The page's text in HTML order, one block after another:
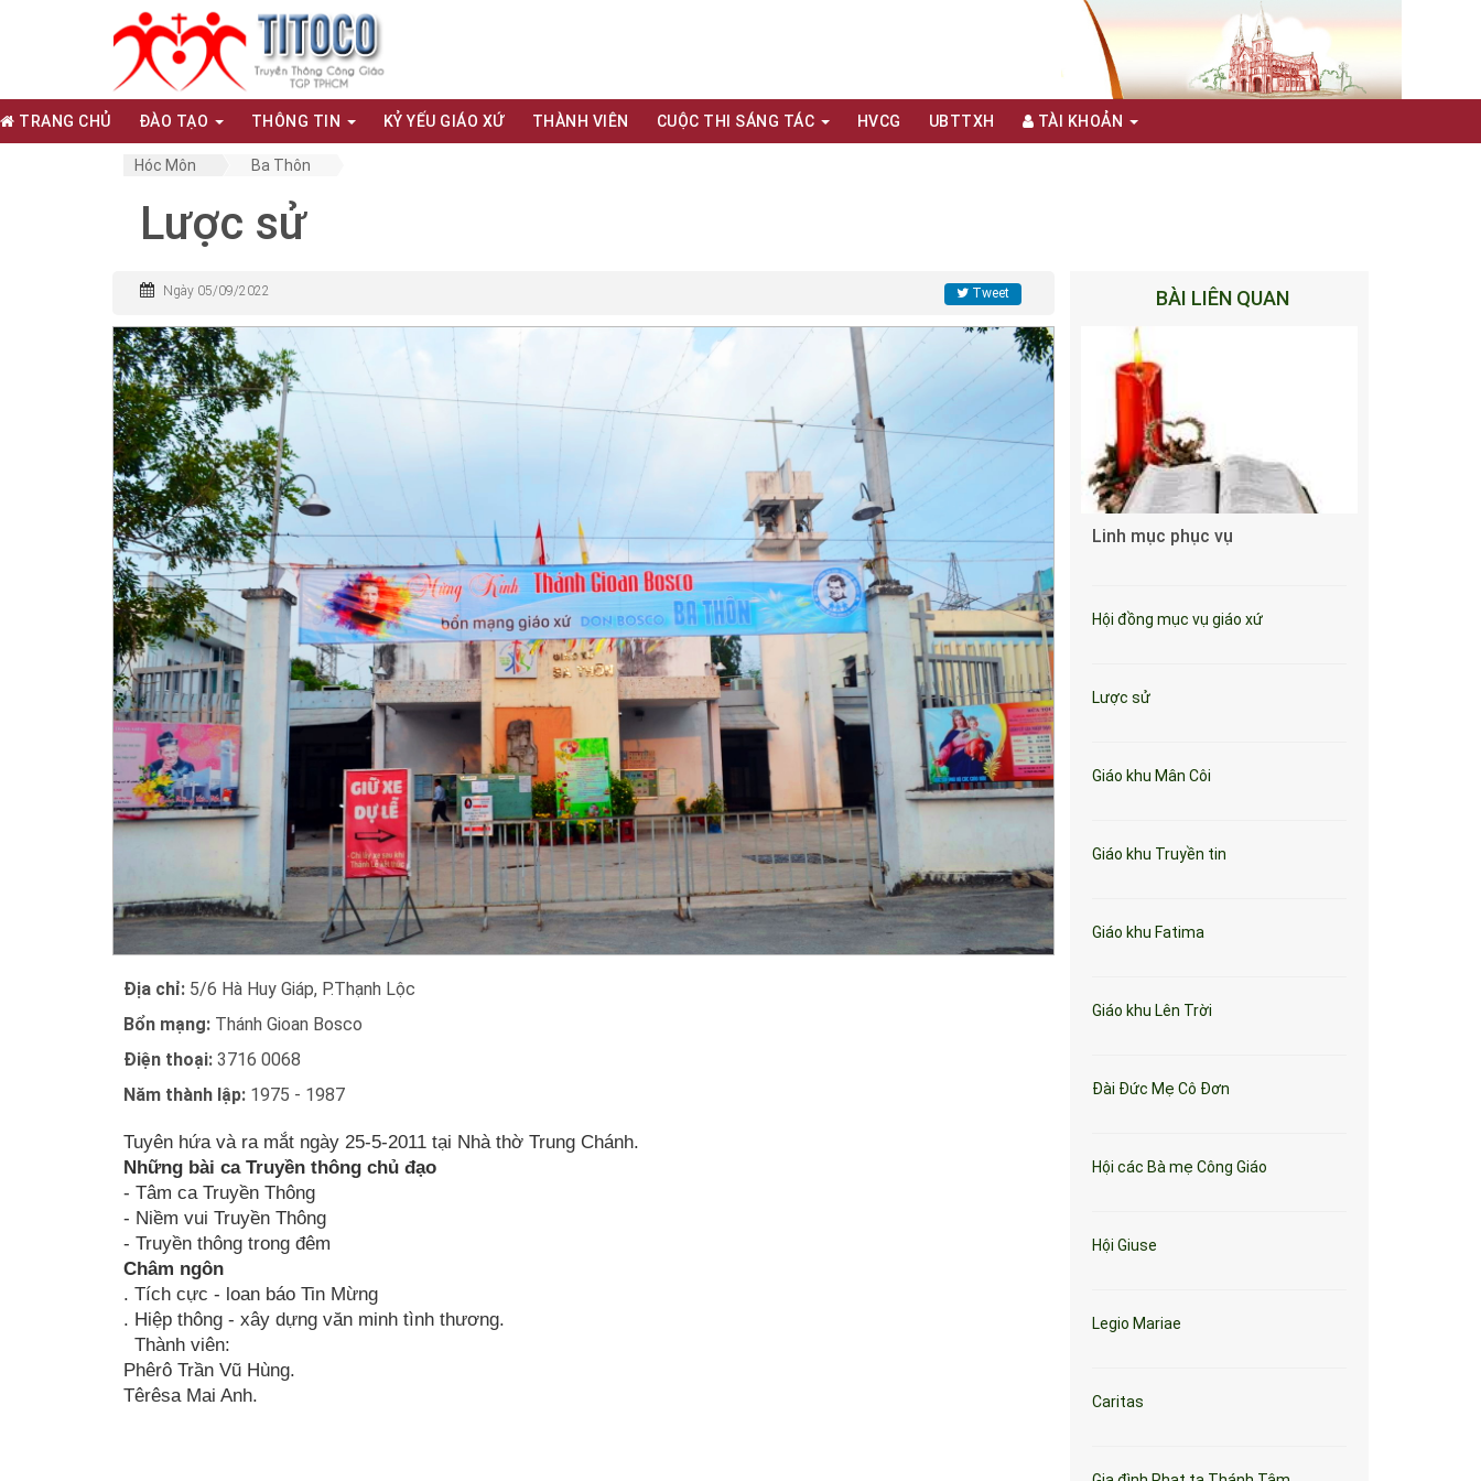
TRANG CHỦ ĐÀO TẠO THÔNG TIN KỶ YẾU GIÁO XỨ THÀNH VIÊN CUỘC THI SÁNG TÁC HVCG UBTTXH TÀI KHOẢN
Hóc Môn Ba Thôn
Lược sử
Ngày 05/09/2022 Tweet
Địa chỉ: 5/6 Hà Huy Giáp, P.Thạnh Lộc
Bổn mạng: Thánh Gioan Bosco
Điện thoại: 3716 0068
Năm thành lập: 1975 - 1987
Tuyên hứa và ra mắt ngày 25-5-2011 tại Nhà thờ Trung Chánh.
Những bài ca Truyền thông chủ đạo
- Tâm ca Truyền Thông
- Niềm vui Truyền Thông
- Truyền thông trong đêm
Châm ngôn
. Tích cực - loan báo Tin Mừng
. Hiệp thông - xây dựng văn minh tình thương.
Thành viên:
Phêrô Trần Vũ Hùng.
Têrêsa Mai Anh.
BÀI LIÊN QUAN
Linh mục phục vụ
Hội đồng mục vụ giáo xứ
Lược sử
Giáo khu Mân Côi
Giáo khu Truyền tin
Giáo khu Fatima
Giáo khu Lên Trời
Đài Đức Mẹ Cô Đơn
Hội các Bà mẹ Công Giáo
Hội Giuse
Legio Mariae
Caritas